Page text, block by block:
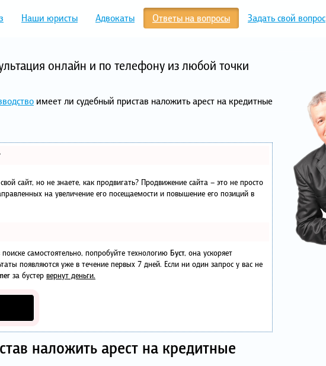
Наши юристы Адвокаты Ответы на вопросы Задать свой вопрос
онлайн и по телефону из любой точки
имеет ли судебный пристав наложить арест на кредитные
сайт, но не знаете, как продвигать? Продвижение сайта – это не просто
на увеличение его посещаемости и повышение его позиций в
самостоятельно, попробуйте технологию Буст, она ускоряет
появляются уже в течение первых 7 дней. Если ни один запрос у вас не
за бустер вернут деньги.
наложить арест на кредитные